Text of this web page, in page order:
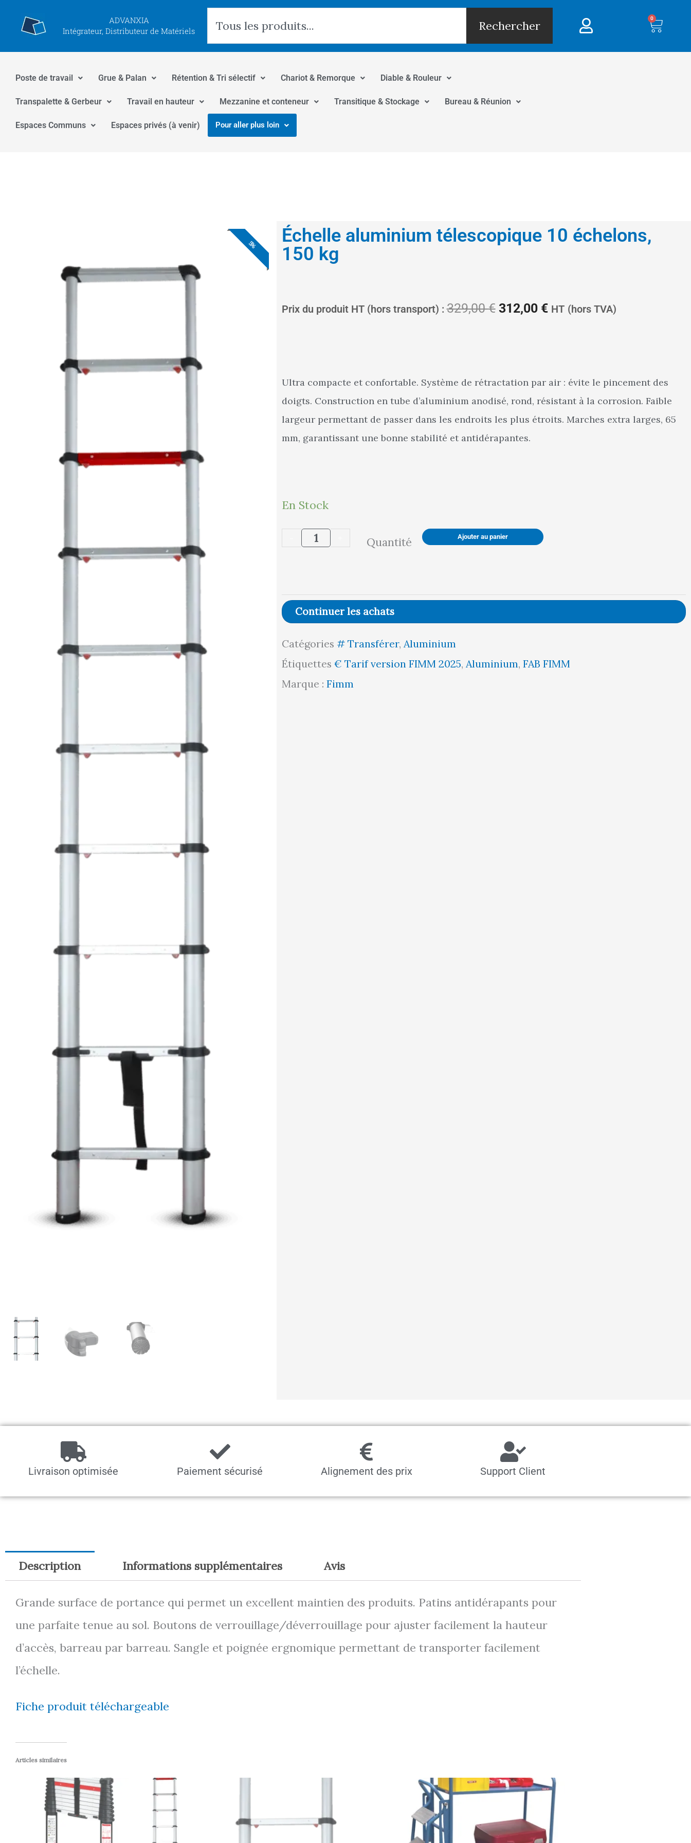
contenu
ADVANXIA
Intégrateur, Distributeur de Matériels
Rechercher
0
Poste de travail Grue & Palan Rétention & Tri sélectif Chariot & Remorque Diable & Rouleur
Transpalette & Gerbeur Travail en hauteur Mezzanine et conteneur Transitique & Stockage Bureau & Réunion
Espaces Communs Espaces privés (à venir) Pour aller plus loin
5%
5%
5%
5%
5%
5%
5%
Échelle aluminium télescopique 10 échelons,
150 kg
Prix du produit HT (hors transport) :329,00€ Le
initial
312,00 €Le
HT (hors TVA)
Ultra compacte et confortable. Système de rétractation par air : évite le pincement des
doigts. Construction en tube d’aluminium anodisé, rond, résistant à la corrosion. Faible
largeur permettant de passer dans les endroits les plus étroits. Marches extra larges, 65
mm, garantissant une bonne stabilité et antidérapantes.
En Stock
quantité
de
Échelle
10
échelons,
150
kg
Quantité Ajouter au panier
Continuer les achats
Catégories # Transférer, Aluminium
Étiquettes € Tarif version FIMM 2025, Aluminium, FAB FIMM
Marque : Fimm
Livraison optimisée Paiement sécurisé Alignement des prix Support Client
Description Informations supplémentaires Avis
Grande surface de portance qui permet un excellent maintien des produits. Patins antidérapants pour
une parfaite tenue au sol. Boutons de verrouillage/déverrouillage pour ajuster facilement la hauteur
d’accès, barreau par barreau. Sangle et poignée ergnomique permettant de transporter facilement
l’échelle.
Fiche produit téléchargeable
Articles similaires